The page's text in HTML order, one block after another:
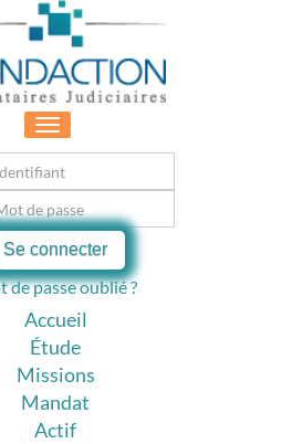
Toggle
navigation
Se connecter
de passe oublié ?
Accueil
Étude
Missions
Mandat
Actif